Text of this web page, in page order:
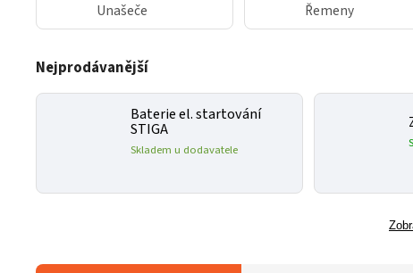
Unašeče Řemeny
Nejprodávanější
Baterie el. startování
STIGA
Skladem u dodavatele